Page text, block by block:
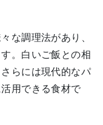
な調理法があり、
。白いご飯との相
らには現代的なパ
用できる食材で